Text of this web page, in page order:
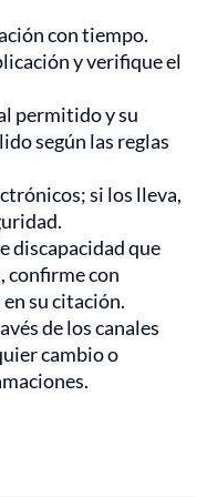
con tiempo.
y verifique el
permitido y su
según las reglas
si los lleva,
discapacidad que
confirme con
su citación.
de los canales
cambio o